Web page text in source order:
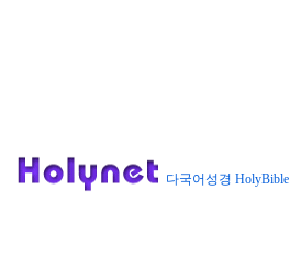
다국어성경 HolyBible